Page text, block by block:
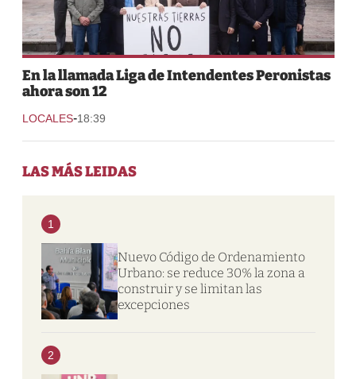
En la llamada Liga de Intendentes Peronistas
ahora son 12
LOCALES-18:39
LAS MÁS LEIDAS
1
Nuevo Código de Ordenamiento
Urbano: se reduce 30% la zona a
construir y se limitan las
excepciones
2